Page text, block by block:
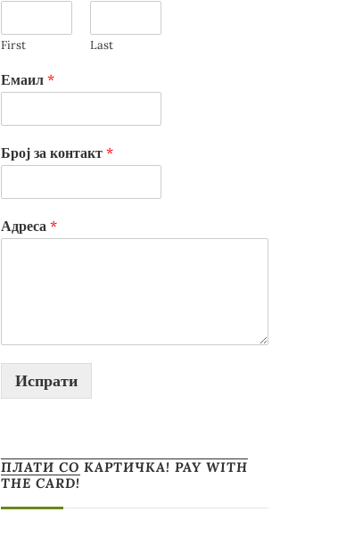
First Last
Емаил *
Број за контакт *
Адреса *
Испрати
ПЛАТИ СО КАРТИЧКА! PAY WITH
THE CARD!